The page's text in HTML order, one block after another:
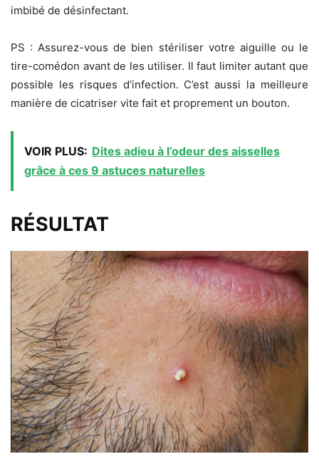
imbibé de désinfectant.
PS : Assurez-vous de bien stériliser votre aiguille ou le
tire-comédon avant de les utiliser. Il faut limiter autant que
possible les risques d’infection. C’est aussi la meilleure
manière de cicatriser vite fait et proprement un bouton.
VOIR PLUS: Dites adieu à l’odeur des aisselles
grâce à ces 9 astuces naturelles
RÉSULTAT